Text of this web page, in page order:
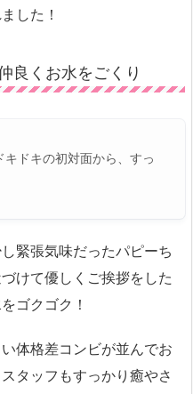
した！
良くお水をごくり
キドキの初対面から、すっ
緊張気味だったパピーち
けて優しくご挨拶をした
ゴクゴク！
体格差コンビが並んでお
タッフもすっかり癒やさ